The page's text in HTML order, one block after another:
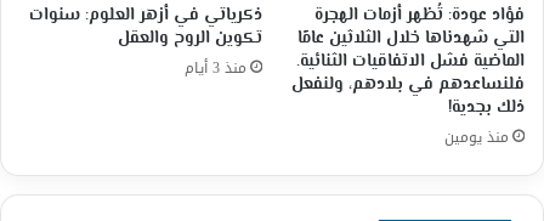
فؤاد عودة: تُظهر أزمات الهجرة
التي شهدناها خلال الثلاثين عامًا
الماضية فشل الاتفاقيات الثنائية.
فلنساعدهم في بلادهم، ولنفعل
ذلك بجدية!
منذ يومين
ذكرياتي في أزهر العلوم: سنوات
تكوين الروح والعقل
منذ 3 أيام